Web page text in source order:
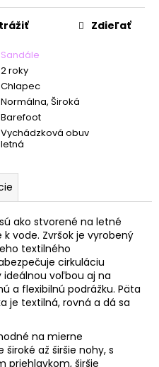
Sandále
2 roky
Chlapec
Normálna, Široká
Barefoot
Vychádzková obuv
letná
Zdieľať
ako stvorené na letné
vode. Zvršok je vyrobený
textilného
cirkuláciu
voľbou aj na
a flexibilnú podrážku. Päta
je textilná, rovná a dá sa
na mierne
až širšie nohy, s
priehlavkom, širšie